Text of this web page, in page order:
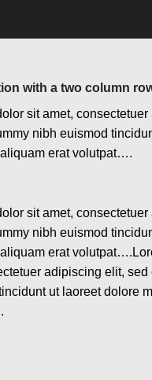
with a two column
sit amet,
nibh euismod
erat volutpat….
sit amet,
nibh euismod
erat
adipiscing elit,
ut laoreet dolore